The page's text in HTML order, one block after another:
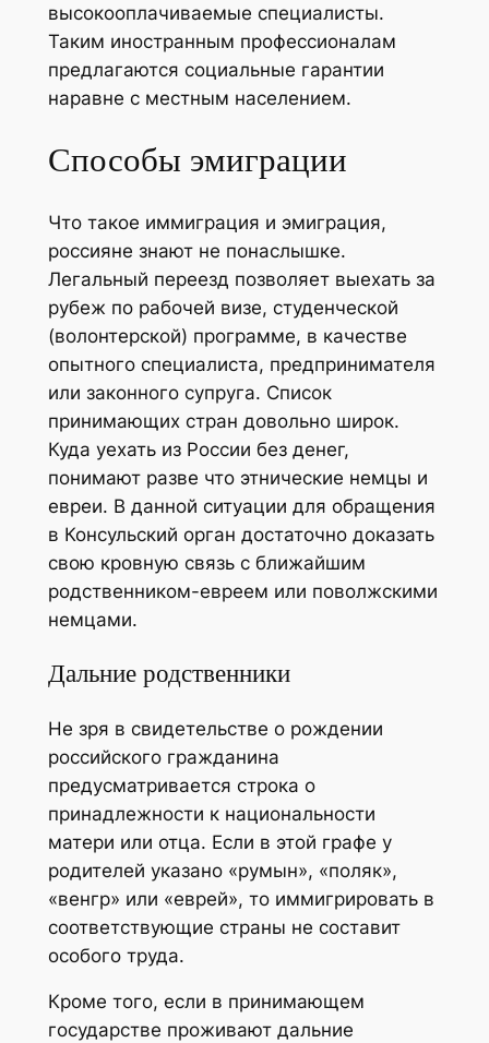
высокооплачиваемые специалисты.
Таким иностранным профессионалам
предлагаются социальные гарантии
наравне с местным населением.
Способы эмиграции
Что такое иммиграция и эмиграция,
россияне знают не понаслышке.
Легальный переезд позволяет выехать за
рубеж по рабочей визе, студенческой
(волонтерской) программе, в качестве
опытного специалиста, предпринимателя
или законного супруга. Список
принимающих стран довольно широк.
Куда уехать из России без денег,
понимают разве что этнические немцы и
евреи. В данной ситуации для обращения
в Консульский орган достаточно доказать
свою кровную связь с ближайшим
родственником-евреем или поволжскими
немцами.
Дальние родственники
Не зря в свидетельстве о рождении
российского гражданина
предусматривается строка о
принадлежности к национальности
матери или отца. Если в этой графе у
родителей указано «румын», «поляк»,
«венгр» или «еврей», то иммигрировать в
соответствующие страны не составит
особого труда.
Кроме того, если в принимающем
государстве проживают дальние